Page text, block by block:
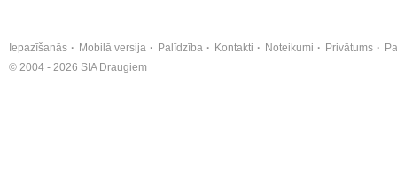
Iepazīšanās Mobilā versija Palīdzība Kontakti Noteikumi Privātums
© 2004 - 2026 SIA Draugiem